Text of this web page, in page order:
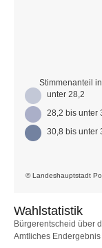
© Landeshauptstadt
Stimmenanteil
unter 28,2
28,2 bis unter
30,8 bis unter
Wahlstatistik
Wahlstatistik
Bürgerentscheid über
Amtliches Endergebnis